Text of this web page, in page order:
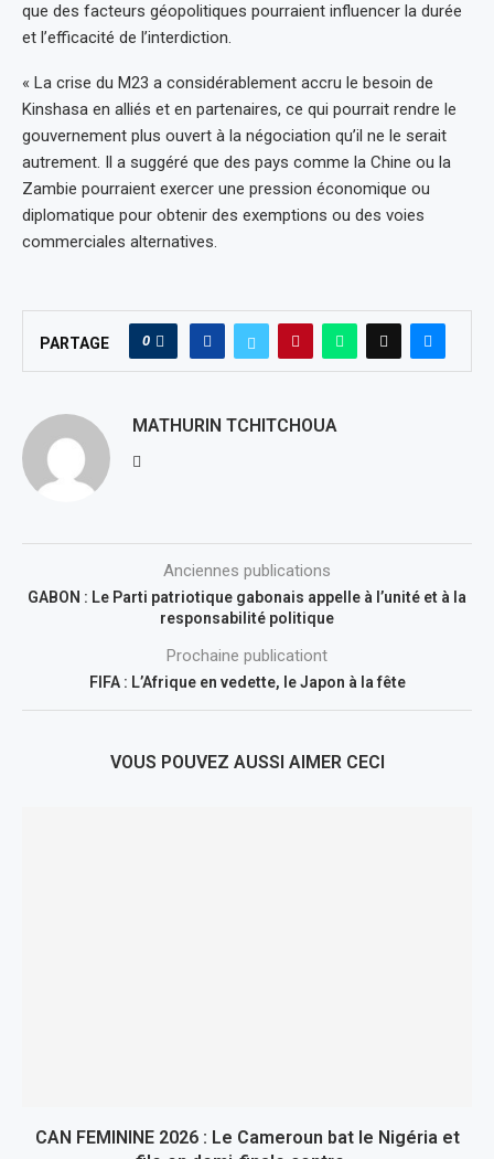
que des facteurs géopolitiques pourraient influencer la durée
et l’efficacité de l’interdiction.
« La crise du M23 a considérablement accru le besoin de
Kinshasa en alliés et en partenaires, ce qui pourrait rendre le
gouvernement plus ouvert à la négociation qu’il ne le serait
autrement. Il a suggéré que des pays comme la Chine ou la
Zambie pourraient exercer une pression économique ou
diplomatique pour obtenir des exemptions ou des voies
commerciales alternatives.
PARTAGE 0
MATHURIN TCHITCHOUA
Anciennes publications
GABON : Le Parti patriotique gabonais appelle à l’unité et à la
responsabilité politique
Prochaine publicationt
FIFA : L’Afrique en vedette, le Japon à la fête
VOUS POUVEZ AUSSI AIMER CECI
CAN FEMININE 2026 : Le Cameroun bat le Nigéria et